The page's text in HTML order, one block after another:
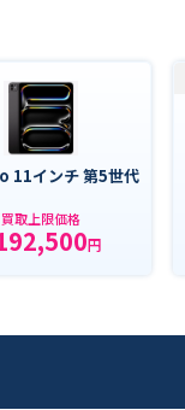
11インチ 第5世代
買取上限価格
円